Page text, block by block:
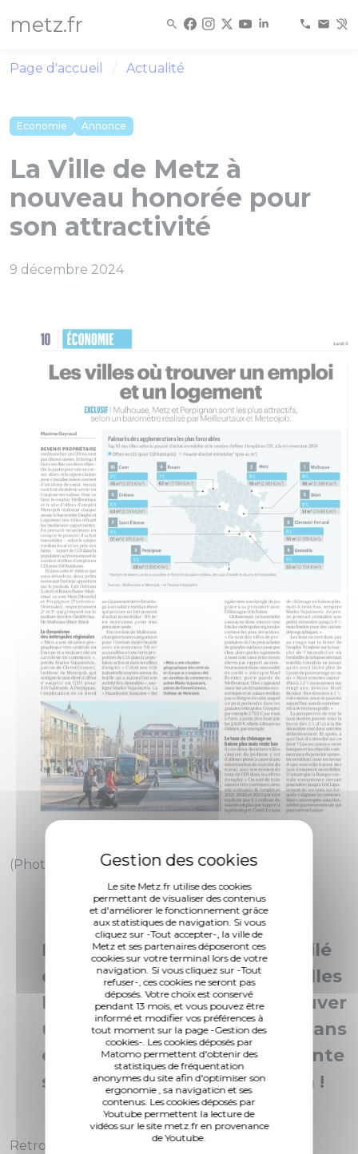
Le site Metz.fr utilise des cookies
permettant de visualiser des contenus
et d'améliorer le fonctionnement grâce
aux statistiques de navigation. Si vous
cliquez sur -Tout accepter-, la ville de
Metz et ses partenaires déposeront ces
cookies sur votre terminal lors de votre
navigation. Si vous cliquez sur -Tout
refuser-, ces cookies ne seront pas
déposés. Votre choix est conservé
pendant 13 mois, et vous pouvez être
informé et modifier vos préférences à
tout moment sur la page -Gestion des
cookies-. Les cookies déposés par
Matomo permettent d'obtenir des
statistiques de fréquentation
anonymes du site afin d'optimiser son
ergonomie , sa navigation et ses
contenus. Les cookies déposés par
Youtube permettent la lecture de
vidéos sur le site metz.fr en provenance
de Youtube.
metz.fr
Page d'accueil Actualité
Economie Annonce
La Ville de Metz à
nouveau honorée pour
son attractivité
9 décembre 2024
(Photo 1 de 1)
Le journal Le Parisien a dévoilé
ce matin le baromètre des villes
les plus attractives pour trouver
un emploi et un logement. Dans
cette 6ème édition, Metz monte
sur la 2ème place du podium !
Retrouvez l’article : https://urls.fr/il3s0D